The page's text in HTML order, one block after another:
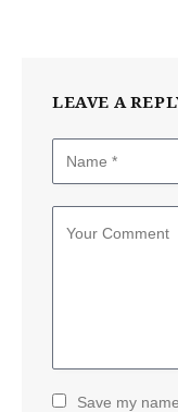
LEAVE A
Save my